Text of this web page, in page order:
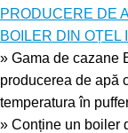
PRODUCERE DE
BOILER DIN OȚEL
» Gama de cazane
producerea de apă
temperatura în
» Conține un boiler